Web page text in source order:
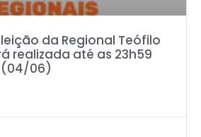
da Regional Teófilo
realizada até as 23h59
06)